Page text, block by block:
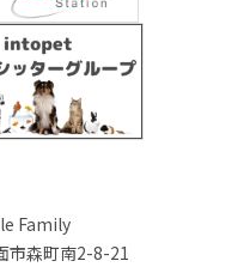
Family
市森町南2-8-21